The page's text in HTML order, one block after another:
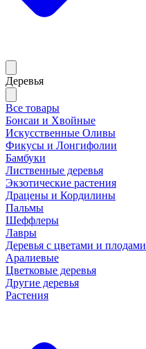
Деревья
Все товары
Бонсаи и Хвойные
Искусственные Оливы
Фикусы и Лонгифолии
Бамбуки
Лиственные деревья
Экзотические растения
Драцены и Кордилины
Пальмы
Шеффлеры
Лавры
Деревья с цветами и плодами
Аралиевые
Цветковые деревья
Другие деревья
Растения